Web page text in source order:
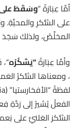
أمَّا عِبَارَةُ “وسَقَطَ
على الشُّكرِ والمحبَّةِ.
المخلِّصُ، ولذلكَ
وأمَّا عِبَارَةُ“يَشكُرُه
، ومعناها الشُّكرُ
الفعلُ يُشيرُ إلى رَدَّةِ
الشُّكرَ العَلنيَّ على